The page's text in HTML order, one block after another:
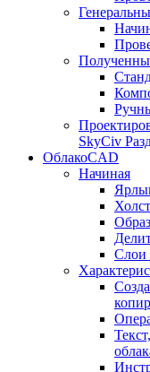
SkyCiv
ОблакоCAD
Начиная
Слои